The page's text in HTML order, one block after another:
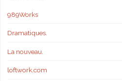
989Works
Dramatiques.
La nouveau.
loftwork.com